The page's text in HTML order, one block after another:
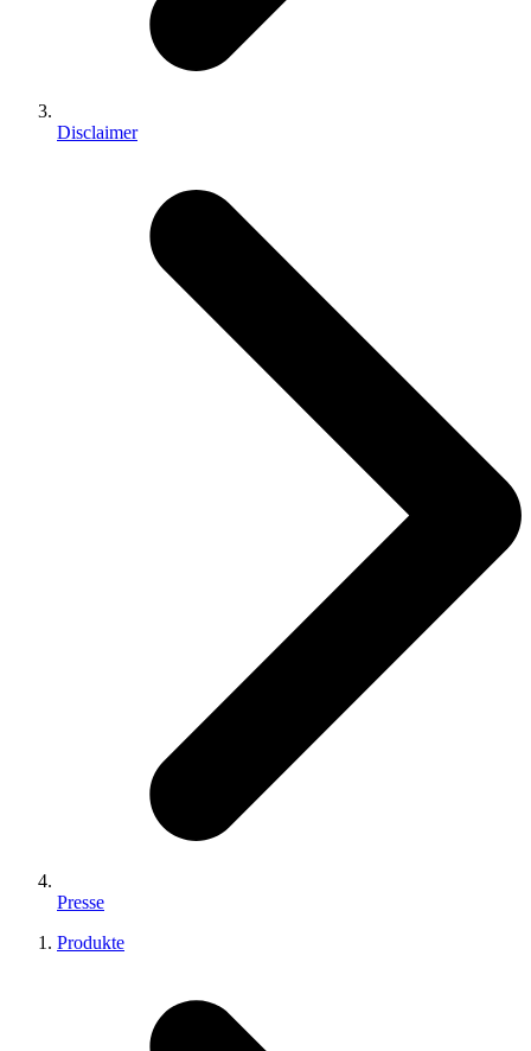
Disclaimer
Presse
Produkte